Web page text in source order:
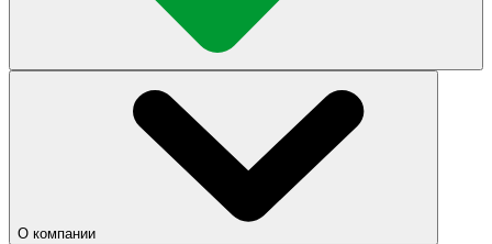
О компании